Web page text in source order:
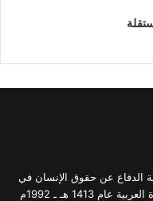
الدفاع عن حقوق الإنسان في
شبه الجزيرة العربية عام 1413 هـ ـ 1992م